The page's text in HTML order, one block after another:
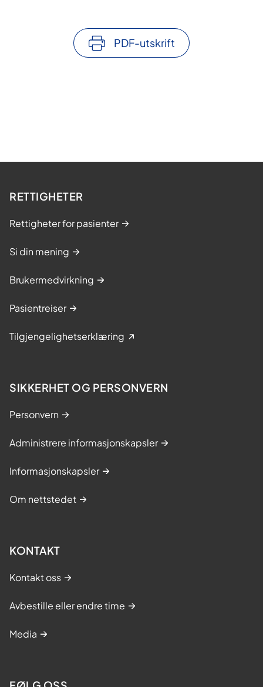
PDF-utskrift
RETTIGHETER
Rettigheter for pasienter
Si din mening
Brukermedvirkning
Pasientreiser
Tilgjengelighetserklæring
SIKKERHET OG PERSONVERN
Personvern
Administrere informasjonskapsler
Informasjonskapsler
Om nettstedet
KONTAKT
Kontakt oss
Avbestille eller endre time
Media